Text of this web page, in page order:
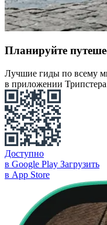
Планируйте
Лучшие гиды по всему
в приложении Трипстера
Доступно
в Google Play Загрузить
в App Store